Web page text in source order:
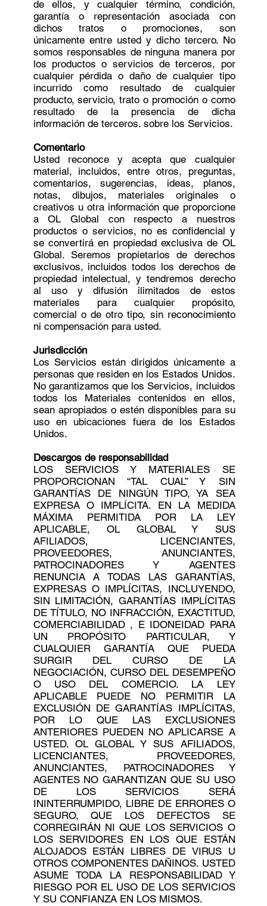
de ellos, y cualquier término, condición,
garantía o representación asociada con
dichos tratos o promociones, son
únicamente entre usted y dicho tercero. No
somos responsables de ninguna manera por
los productos o servicios de terceros, por
cualquier pérdida o daño de cualquier tipo
incurrido como resultado de cualquier
producto, servicio, trato o promoción o como
resultado de la presencia de dicha
información de terceros. sobre los Servicios.
Comentario
Usted reconoce y acepta que cualquier
material, incluidos, entre otros, preguntas,
comentarios, sugerencias, ideas, planos,
notas, dibujos, materiales originales o
creativos u otra información que proporcione
a OL Global con respecto a nuestros
productos o servicios, no es confidencial y
se convertirá en propiedad exclusiva de OL
Global. Seremos propietarios de derechos
exclusivos, incluidos todos los derechos de
propiedad intelectual, y tendremos derecho
al uso y difusión ilimitados de estos
materiales para cualquier propósito,
comercial o de otro tipo, sin reconocimiento
ni compensación para usted.
Jurisdicción
Los Servicios están dirigidos únicamente a
personas que residen en los Estados Unidos.
No garantizamos que los Servicios, incluidos
todos los Materiales contenidos en ellos,
sean apropiados o estén disponibles para su
uso en ubicaciones fuera de los Estados
Unidos.
Descargos de responsabilidad
LOS SERVICIOS Y MATERIALES SE
PROPORCIONAN “TAL CUAL” Y SIN
GARANTÍAS DE NINGÚN TIPO, YA SEA
EXPRESA O IMPLÍCITA. EN LA MEDIDA
MÁXIMA PERMITIDA POR LA LEY
APLICABLE, OL GLOBAL Y SUS
AFILIADOS, LICENCIANTES,
PROVEEDORES, ANUNCIANTES,
PATROCINADORES Y AGENTES
RENUNCIA A TODAS LAS GARANTÍAS,
EXPRESAS O IMPLÍCITAS, INCLUYENDO,
SIN LIMITACIÓN, GARANTÍAS IMPLÍCITAS
DE TÍTULO, NO INFRACCIÓN, EXACTITUD,
COMERCIABILIDAD , E IDONEIDAD PARA
UN PROPÓSITO PARTICULAR, Y
CUALQUIER GARANTÍA QUE PUEDA
SURGIR DEL CURSO DE LA
NEGOCIACIÓN, CURSO DEL DESEMPEÑO
O USO DEL COMERCIO. LA LEY
APLICABLE PUEDE NO PERMITIR LA
EXCLUSIÓN DE GARANTÍAS IMPLÍCITAS,
POR LO QUE LAS EXCLUSIONES
ANTERIORES PUEDEN NO APLICARSE A
USTED. OL GLOBAL Y SUS AFILIADOS,
LICENCIANTES, PROVEEDORES,
ANUNCIANTES, PATROCINADORES Y
AGENTES NO GARANTIZAN QUE SU USO
DE LOS SERVICIOS SERÁ
ININTERRUMPIDO, LIBRE DE ERRORES O
SEGURO, QUE LOS DEFECTOS SE
CORREGIRÁN NI QUE LOS SERVICIOS O
LOS SERVIDORES EN LOS QUE ESTÁN
ALOJADOS ESTÁN LIBRES DE VIRUS U
OTROS COMPONENTES DAÑINOS. USTED
ASUME TODA LA RESPONSABILIDAD Y
RIESGO POR EL USO DE LOS SERVICIOS
Y SU CONFIANZA EN LOS MISMOS.